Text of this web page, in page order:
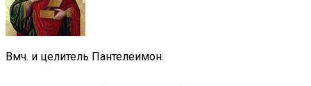
Вмч. и целитель Пантелеимон.